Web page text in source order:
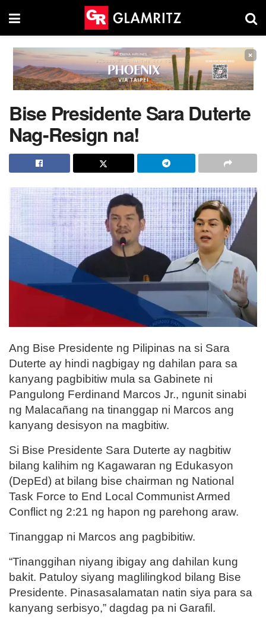
×
Bise Presidente Sara Duterte
Nag-Resign na!
Ang Bise Presidente ng Pilipinas na si Sara
Duterte ay hindi nagbigay ng dahilan para sa
kanyang pagbibitiw mula sa Gabinete ni
Pangulong Ferdinand Marcos Jr., ngunit sinabi
ng Malacañang na tinanggap ni Marcos ang
kanyang desisyon na magbitiw.
Si Bise Presidente Sara Duterte ay nagbitiw
bilang kalihim ng Kagawaran ng Edukasyon
(DepEd) at bilang bise chairman ng National
Task Force to End Local Communist Armed
Conflict ng 2:21 ng hapon ng parehong araw.
Tinanggap ni Marcos ang pagbibitiw.
“Tinanggihan niyang ibigay ang dahilan kung
bakit. Patuloy siyang maglilingkod bilang Bise
Presidente. Pinasasalamatan natin siya para sa
kanyang serbisyo,” dagdag pa ni Garafil.